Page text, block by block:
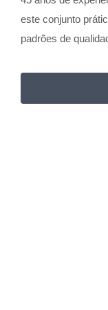
este conjunto
padrões de